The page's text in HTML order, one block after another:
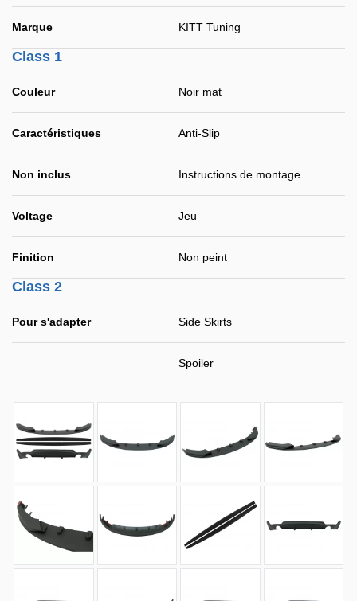
Marque KITT Tuning
Class 1
Couleur Noir mat
Caractéristiques Anti-Slip
Non inclus Instructions de montage
Voltage Jeu
Finition Non peint
Class 2
Pour s'adapter Side Skirts
Spoiler